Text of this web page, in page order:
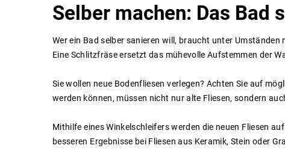
Selber machen: Das Bad
Wer ein Bad selber sanieren will, braucht unter
Eine Schlitzfräse ersetzt das mühevolle Aufstemmen der
Sie wollen neue Bodenfliesen verlegen? Achten Sie auf
werden können, müssen nicht nur alte Fliesen, sondern
Mithilfe eines Winkelschleifers werden die neuen Fliesen
besseren Ergebnisse bei Fliesen aus Keramik, Stein oder